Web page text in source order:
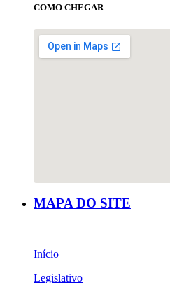
COMO CHEGAR
MAPA DO SITE
Início
Legislativo